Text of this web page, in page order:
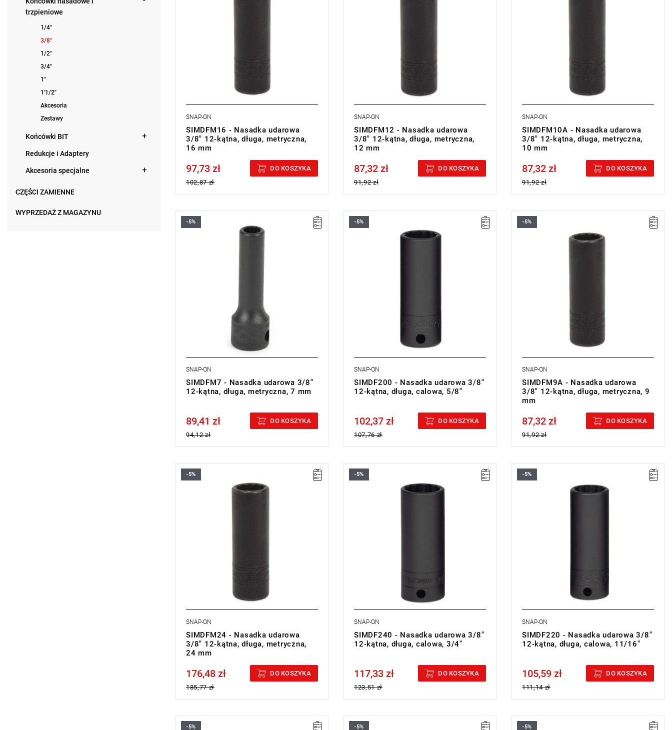
trzpieniowe
1/4"
3/8"
1/2"
3/4"
1"
1'1/2"
Akcesoria
Zestawy
Końcówki BIT
Redukcje i Adaptery
Akcesoria specjalne
CZĘŚCI ZAMIENNE
WYPRZEDAŻ Z MAGAZYNU
SNAP-ON
SIMDFM16 - Nasadka udarowa
3/8" 12-kątna, długa, metryczna,
16 mm
Price tax included
97,73 zł
102,87 zł
DO KOSZYKA
SNAP-ON
SIMDFM12 - Nasadka udarowa
3/8" 12-kątna, długa, metryczna,
12 mm
Price tax included
87,32 zł
91,92 zł
DO KOSZYKA
SNAP-ON
SIMDFM10A - Nasadka udarowa
3/8" 12-kątna, długa, metryczna,
10 mm
Price tax included
87,32 zł
91,92 zł
DO KOSZYKA
-5%
SNAP-ON
SIMDFM7 - Nasadka udarowa 3/8"
12-kątna, długa, metryczna, 7 mm
Price tax included
89,41 zł
94,12 zł
DO KOSZYKA
-5%
SNAP-ON
SIMDF200 - Nasadka udarowa 3/8"
12-kątna, długa, calowa, 5/8"
Price tax included
102,37 zł
107,76 zł
DO KOSZYKA
-5%
SNAP-ON
SIMDFM9A - Nasadka udarowa
3/8" 12-kątna, długa, metryczna, 9
mm
Price tax included
87,32 zł
91,92 zł
DO KOSZYKA
-5%
SNAP-ON
SIMDFM24 - Nasadka udarowa
3/8" 12-kątna, długa, metryczna,
24 mm
Price tax included
176,48 zł
185,77 zł
DO KOSZYKA
-5%
SNAP-ON
SIMDF240 - Nasadka udarowa 3/8"
12-kątna, długa, calowa, 3/4"
Price tax included
117,33 zł
123,51 zł
DO KOSZYKA
-5%
SNAP-ON
SIMDF220 - Nasadka udarowa 3/8"
12-kątna, długa, calowa, 11/16"
Price tax included
105,59 zł
111,14 zł
DO KOSZYKA
-5% -5% -5%